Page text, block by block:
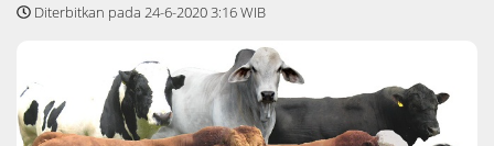
Diterbitkan pada 24-6-2020 3:16 WIB